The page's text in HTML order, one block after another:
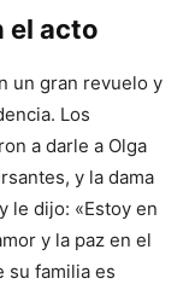
el acto
un gran revuelo y
Los
a darle a Olga
y la dama
le dijo: «Estoy en
y la paz en el
su familia es